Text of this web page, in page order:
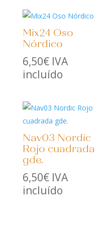
Mix24 Oso
Nórdico
6,50€ IVA
incluído
Nav03 Nordic
Rojo cuadrada
gde.
6,50€ IVA
incluído